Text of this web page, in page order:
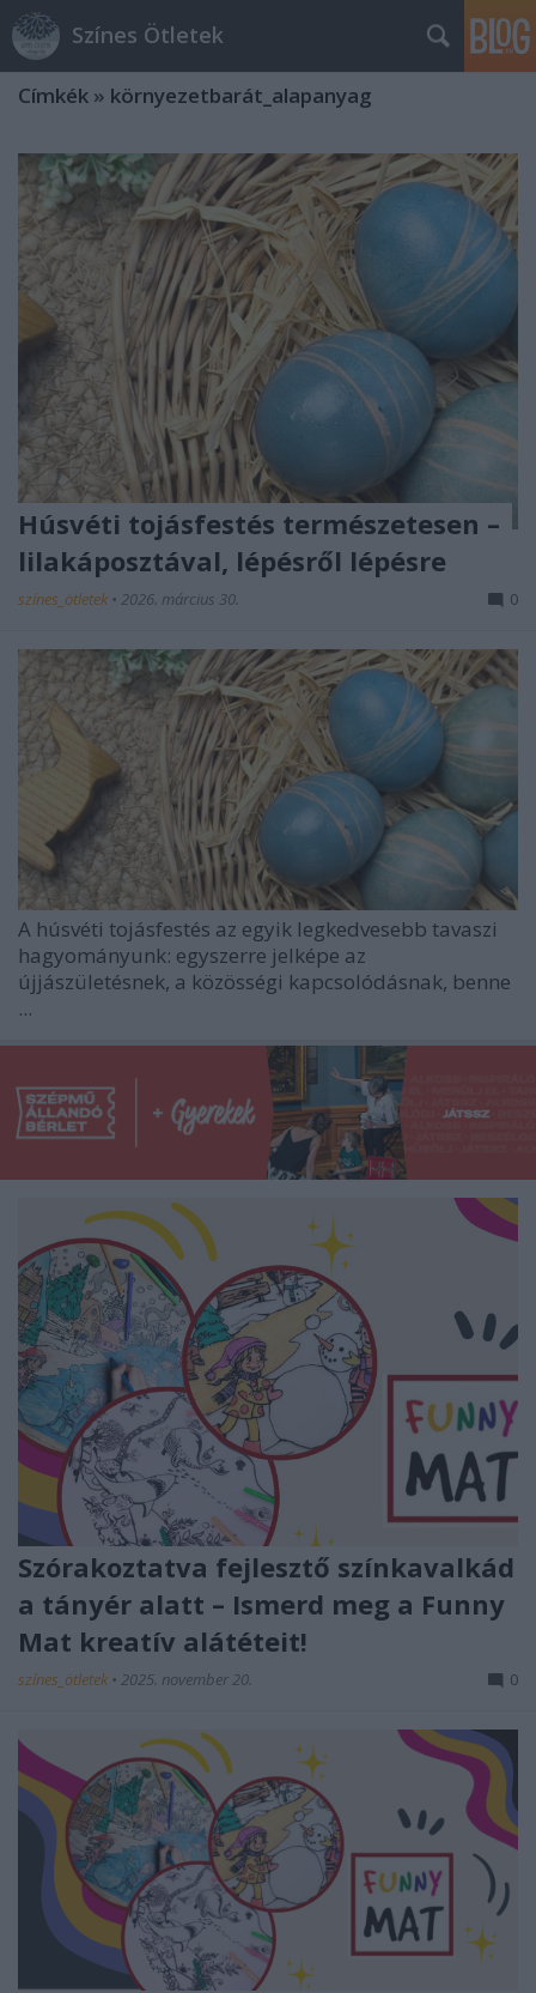
Színes Ötletek
Címkék » környezetbarát_alapanyag
Húsvéti tojásfestés természetesen –
lilakáposztával, lépésről lépésre
színes_ötletek • 2026. március 30. 0
A húsvéti tojásfestés az egyik legkedvesebb tavaszi
hagyományunk: egyszerre jelképe az
újjászületésnek, a közösségi kapcsolódásnak, benne
...
Szórakoztatva fejlesztő színkavalkád
a tányér alatt – Ismerd meg a Funny
Mat kreatív alátéteit!
színes_ötletek • 2025. november 20. 0